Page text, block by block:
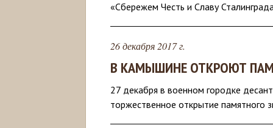
«Сбережем Честь и Славу
26 декабря 2017 г.
В КАМЫШИНЕ ОТКРОЮТ
27 декабря в военном городке
торжественное открытие памятного